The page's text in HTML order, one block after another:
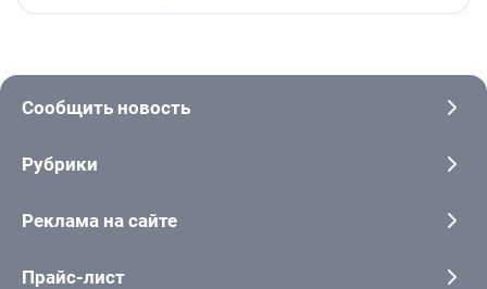
Сообщить новость
Рубрики
Реклама на сайте
Прайс-лист